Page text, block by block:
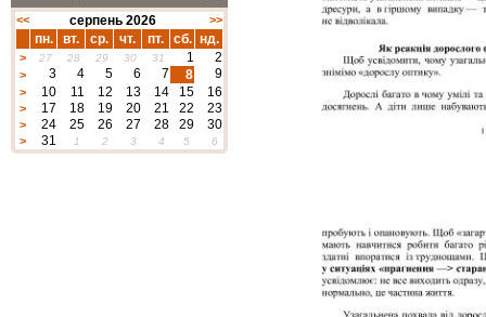
<< серпень 2026 >>
пн. вт. ср. чт. пт. сб. нд.
> 27 28 29 30 31 1 2
> 3 4 5 6 7 8 9
> 10 11 12 13 14 15 16
> 17 18 19 20 21 22 23
> 24 25 26 27 28 29 30
> 31 1 2 3 4 5 6